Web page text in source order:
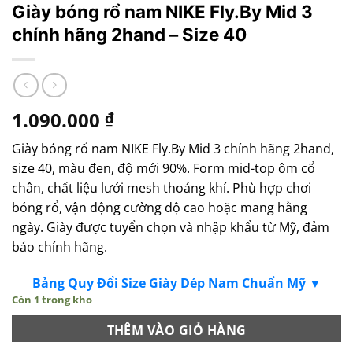
Giày bóng rổ nam NIKE Fly.By Mid 3
chính hãng 2hand – Size 40
1.090.000 ₫
Giày bóng rổ nam NIKE Fly.By Mid 3 chính hãng 2hand,
size 40, màu đen, độ mới 90%. Form mid-top ôm cổ
chân, chất liệu lưới mesh thoáng khí. Phù hợp chơi
bóng rổ, vận động cường độ cao hoặc mang hằng
ngày. Giày được tuyển chọn và nhập khẩu từ Mỹ, đảm
bảo chính hãng.
Bảng Quy Đổi Size Giày Dép Nam Chuẩn Mỹ ▼
Còn 1 trong kho
THÊM VÀO GIỎ HÀNG